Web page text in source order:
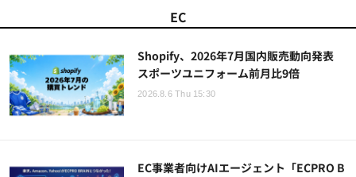
EC
Shopify、2026年7月国内販売動向発表
スポーツユニフォーム前月比9倍
2026.8.6 Thu 15:30
EC事業者向けAIエージェント「ECPRO B